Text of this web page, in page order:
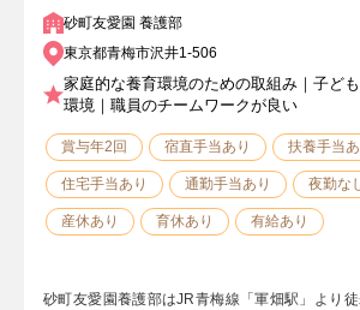
砂町友愛園 養護部
東京都青梅市沢井1-506
家庭的な養育環境のための取組み｜子ど
環境｜職員のチームワークが良い
賞与年2回 宿直手当あり 扶養手当あ
住宅手当あり 通勤手当あり 夜勤な
産休あり 育休あり 有給あり
砂町友愛園養護部はJR青梅線「軍畑駅」より